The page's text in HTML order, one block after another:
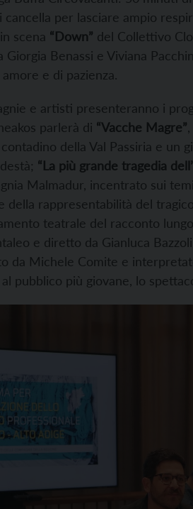
per lasciare ampio
scena “Down” del Collettivo
Benassi e Viviana
e di pazienza.
e artisti presenteranno i
parlerà di “Vacche Magre”
della Val Passiria e un
“La più grande tragedia
Malmadur, incentrato sui
della rappresentabilità del
teatrale del racconto
e diretto da Gianluca
da Michele Comite e
pubblico più giovane, lo